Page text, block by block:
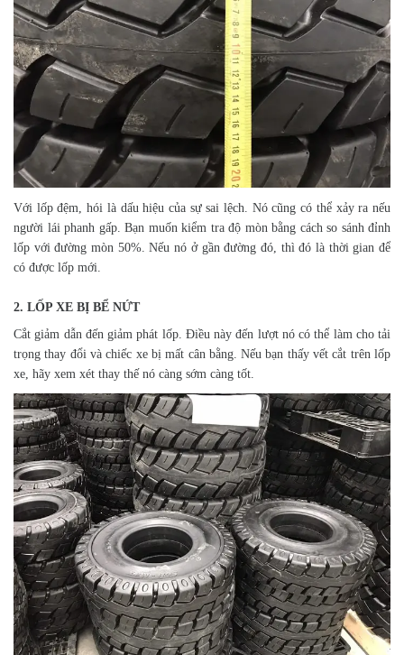
Với lốp đệm, hói là dấu hiệu của sự sai lệch. Nó cũng có thể xảy ra nếu
người lái phanh gấp. Bạn muốn kiểm tra độ mòn bằng cách so sánh đỉnh
lốp với đường mòn 50%. Nếu nó ở gần đường đó, thì đó là thời gian để
có được lốp mới.
2. LỐP XE BỊ BỂ NỨT
Cắt giảm dẫn đến giảm phát lốp. Điều này đến lượt nó có thể làm cho tải
trọng thay đổi và chiếc xe bị mất cân bằng. Nếu bạn thấy vết cắt trên lốp
xe, hãy xem xét thay thế nó càng sớm càng tốt.